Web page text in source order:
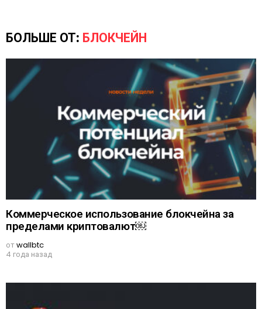
БОЛЬШЕ ОТ: БЛОКЧЕЙН
Коммерческое использование блокчейна за
пределами криптовалют￼
отwallbtc
4 года назад